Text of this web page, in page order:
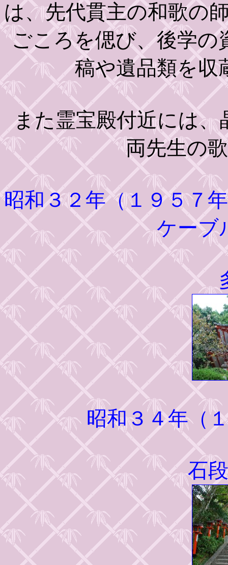
は、先代貫主の和歌の
ごころを偲び、後学の
稿や遺品類を収
また霊宝殿付近には、
両先生の
昭和３２年（１９５７
ケーブ
昭和３４年（
石